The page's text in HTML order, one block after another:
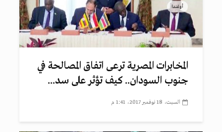
أوغندا
المخابرات المصرية ترعى اتفاق المصالحة في
جنوب السودان.. كيف تؤثر على سد...
السبت، 18 نوفمبر 2017، 1:41 م